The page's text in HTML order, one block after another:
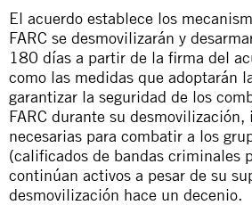
El acuerdo establece los
FARC se desmovilizarán y
180 días a partir de la firma del
como las medidas que adoptarán
garantizar la seguridad de los
FARC durante su
necesarias para combatir a los
(calificados de bandas criminales
continúan activos a pesar de su
desmovilización hace un decenio.